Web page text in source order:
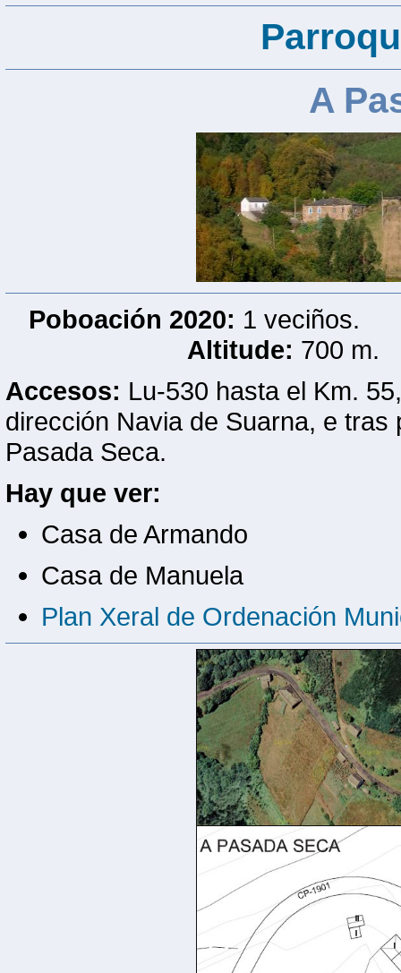
A
Poboación 2020: 1
Altitude: 700
Accesos: Lu-530 hasta el Km.
dirección Navia de Suarna, e
Pasada Seca.
Hay que ver:
Casa de Armando
Casa de Manuela
Plan Xeral de Ordenación